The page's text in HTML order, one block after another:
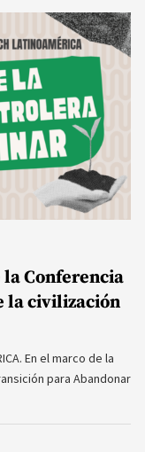
Conferencia
la civilización
En el marco de la
para Abandonar